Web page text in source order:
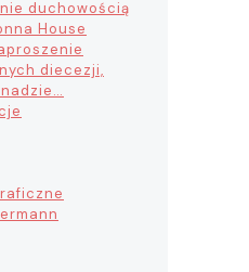
duchowością
House
diecezji,